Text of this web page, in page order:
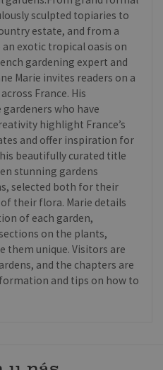
sculpted topiaries to
estate, and from a
exotic tropical oasis on
gardening expert and
Marie invites readers on a
France. His
who have
highlight France’s
and offer inspiration for
beautifully curated title
stunning gardens
selected both for their
their flora. Marie details
of each garden,
on the plants,
them unique. Visitors are
and the chapters are
and tips on how to